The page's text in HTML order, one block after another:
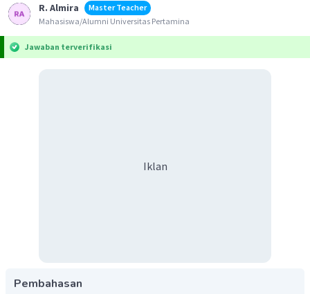
R. Almira
Master Teacher
Mahasiswa/Alumni Universitas Pertamina
Jawaban terverifikasi
Iklan
Pembahasan